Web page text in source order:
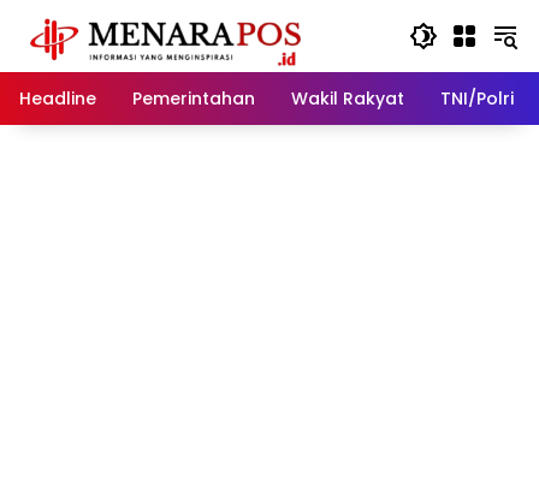
konten
Headline
Pemerintahan Wakil Rakyat TNI/Polri